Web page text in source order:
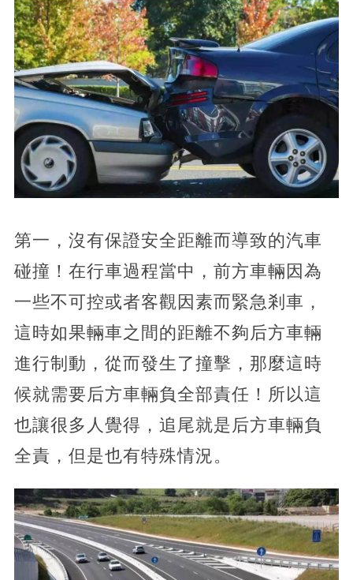
第一，沒有保證安全距離而導致的汽車
碰撞！在行車過程當中，前方車輛因為
一些不可控或者客觀因素而緊急剎車，
這時如果輛車之間的距離不夠后方車輛
進行制動，從而發生了撞擊，那麼這時
候就需要后方車輛負全部責任！所以這
也讓很多人覺得，追尾就是后方車輛負
全責，但是也有特殊情況。